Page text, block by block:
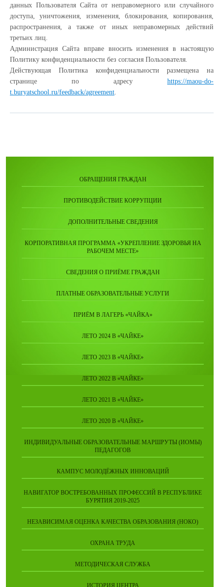
данных Пользователя Сайта от неправомерного или случайного
доступа, уничтожения, изменения, блокирования, копирования,
распространения, а также от иных неправомерных действий
третьих лиц.
Администрация Сайта вправе вносить изменения в настоящую
Политику конфиденциальности без согласия Пользователя.
Действующая Политика конфиденциальности размещена на
странице по адресу https://maou-do-
t.buryatschool.ru/feedback/agreement.
ОБРАЩЕНИЯ ГРАЖДАН
ПРОТИВОДЕЙСТВИЕ КОРРУПЦИИ
ДОПОЛНИТЕЛЬНЫЕ СВЕДЕНИЯ
КОРПОРАТИВНАЯ ПРОГРАММА «УКРЕПЛЕНИЕ ЗДОРОВЬЯ НА
РАБОЧЕМ МЕСТЕ»
СВЕДЕНИЯ О ПРИЁМЕ ГРАЖДАН
ПЛАТНЫЕ ОБРАЗОВАТЕЛЬНЫЕ УСЛУГИ
ПРИЁМ В ЛАГЕРЬ «ЧАЙКА»
ЛЕТО 2024 В «ЧАЙКЕ»
ЛЕТО 2023 В «ЧАЙКЕ»
ЛЕТО 2022 В «ЧАЙКЕ»
ЛЕТО 2021 В «ЧАЙКЕ»
ЛЕТО 2020 В «ЧАЙКЕ»
ИНДИВИДУАЛЬНЫЕ ОБРАЗОВАТЕЛЬНЫЕ МАРШРУТЫ (ИОМЫ)
ПЕДАГОГОВ
КАМПУС МОЛОДЁЖНЫХ ИННОВАЦИЙ
НАВИГАТОР ВОСТРЕБОВАННЫХ ПРОФЕССИЙ В РЕСПУБЛИКЕ
БУРЯТИЯ 2019-2025
НЕЗАВИСИМАЯ ОЦЕНКА КАЧЕСТВА ОБРАЗОВАНИЯ (НОКО)
ОХРАНА ТРУДА
МЕТОДИЧЕСКАЯ СЛУЖБА
ИСТОРИЯ ЦЕНТРА